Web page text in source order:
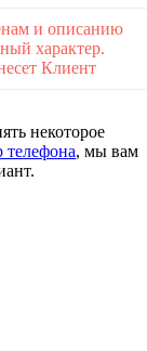
и описанию
характер.
Клиент
некоторое
телефона, мы вам